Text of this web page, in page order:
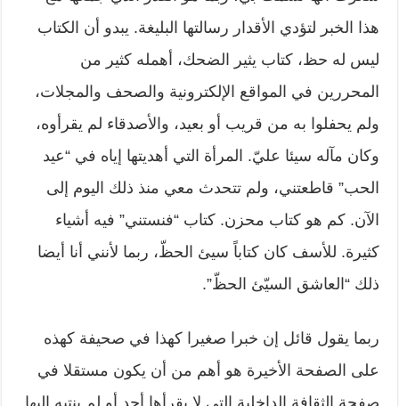
هذا الخبر لتؤدي الأقدار رسالتها البليغة. يبدو أن الكتاب
ليس له حظ، كتاب يثير الضحك، أهمله كثير من
المحررين في المواقع الإلكترونية والصحف والمجلات،
ولم يحفلوا به من قريب أو بعيد، والأصدقاء لم يقرأوه،
وكان مآله سيئا عليّ. المرأة التي أهديتها إياه في “عيد
الحب” قاطعتني، ولم تتحدث معي منذ ذلك اليوم إلى
الآن. كم هو كتاب محزن. كتاب “فنستني” فيه أشياء
كثيرة. للأسف كان كتاباً سيئ الحظّ، ربما لأنني أنا أيضا
ذلك “العاشق السيّئ الحظّ”.
ربما يقول قائل إن خبرا صغيرا كهذا في صحيفة كهذه
على الصفحة الأخيرة هو أهم من أن يكون مستقلا في
صفحة الثقافة الداخلية التي لا يقرأها أحد أو لم ينتبه إليها